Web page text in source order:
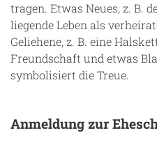
tragen. Etwas Neues, z. B.
liegende Leben als
Geliehene, z. B. eine
Freundschaft und etwas
symbolisiert die Treue.
Anmeldung zur